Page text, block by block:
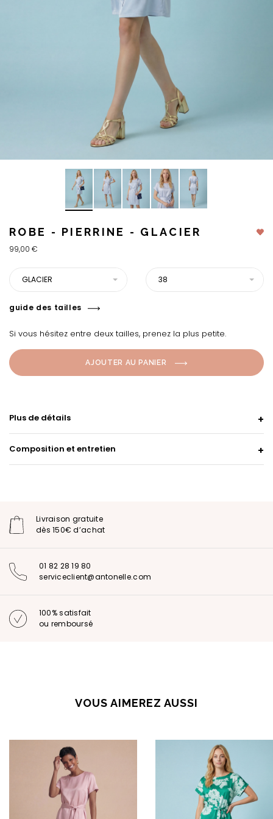
ROBE - PIERRINE - GLACIER
99,00 €
GLACIER 38
guide des tailles
Si vous hésitez entre deux tailles, prenez la plus petite.
AJOUTER AU PANIER
Plus de détails
Composition et entretien
Livraison gratuite
dès 150€ d’achat
01 82 28 19 80
serviceclient@antonelle.com
100% satisfait
ou remboursé
VOUS AIMEREZ AUSSI